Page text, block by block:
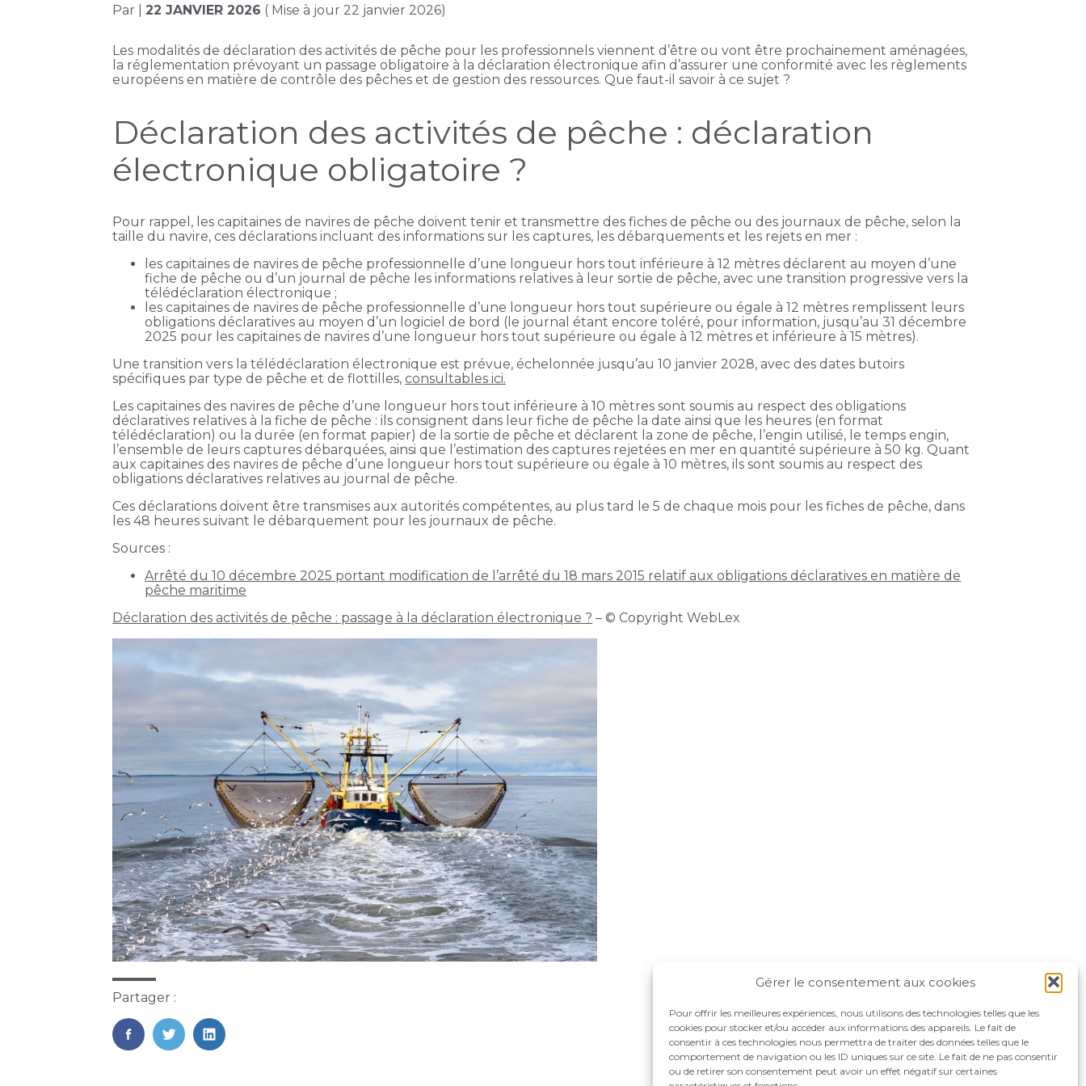
Gérer le consentement aux cookies
Pour offrir les meilleures expériences, nous utilisons des technologies telles que les
cookies pour stocker et/ou accéder aux informations des appareils. Le fait de
consentir à ces technologies nous permettra de traiter des données telles que le
comportement de navigation ou les ID uniques sur ce site. Le fait de ne pas consentir
ou de retirer son consentement peut avoir un effet négatif sur certaines
Par |22 JANVIER 2026 ( Mise à jour 22 janvier 2026)
Les modalités de déclaration des activités de pêche pour les professionnels viennent d’être ou vont être prochainement aménagées,
la réglementation prévoyant un passage obligatoire à la déclaration électronique afin d’assurer une conformité avec les règlements
européens en matière de contrôle des pêches et de gestion des ressources. Que faut-il savoir à ce sujet ?
Déclaration des activités de pêche : déclaration
électronique obligatoire ?
Pour rappel, les capitaines de navires de pêche doivent tenir et transmettre des fiches de pêche ou des journaux de pêche, selon la
taille du navire, ces déclarations incluant des informations sur les captures, les débarquements et les rejets en mer :
les capitaines de navires de pêche professionnelle d’une longueur hors tout inférieure à 12 mètres déclarent au moyen d’une
fiche de pêche ou d’un journal de pêche les informations relatives à leur sortie de pêche, avec une transition progressive vers la
télédéclaration électronique ;
les capitaines de navires de pêche professionnelle d’une longueur hors tout supérieure ou égale à 12 mètres remplissent leurs
obligations déclaratives au moyen d’un logiciel de bord (le journal étant encore toléré, pour information, jusqu’au 31 décembre
2025 pour les capitaines de navires d’une longueur hors tout supérieure ou égale à 12 mètres et inférieure à 15 mètres).
Une transition vers la télédéclaration électronique est prévue, échelonnée jusqu’au 10 janvier 2028, avec des dates butoirs
spécifiques par type de pêche et de flottilles,consultables ici.
Les capitaines des navires de pêche d’une longueur hors tout inférieure à 10 mètres sont soumis au respect des obligations
déclaratives relatives à la fiche de pêche : ils consignent dans leur fiche de pêche la date ainsi que les heures (en format
télédéclaration) ou la durée (en format papier) de la sortie de pêche et déclarent la zone de pêche, l’engin utilisé, le temps engin,
l’ensemble de leurs captures débarquées, ainsi que l’estimation des captures rejetées en mer en quantité supérieure à 50 kg. Quant
aux capitaines des navires de pêche d’une longueur hors tout supérieure ou égale à 10 mètres, ils sont soumis au respect des
obligations déclaratives relatives au journal de pêche.
Ces déclarations doivent être transmises aux autorités compétentes, au plus tard le 5 de chaque mois pour les fiches de pêche, dans
les 48 heures suivant le débarquement pour les journaux de pêche.
Sources :
Arrêté du 10 décembre 2025 portant modification de l’arrêté du 18 mars 2015 relatif aux obligations déclaratives en matière de
pêche maritime
Déclaration des activités de pêche : passage à la déclaration électronique ? – © Copyright WebLex
Partager :
FaceBook
TwitterLinkedIn